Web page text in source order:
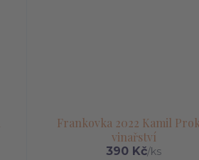
Frankovka 2022 Kamil
vinařství
390 Kč/ks